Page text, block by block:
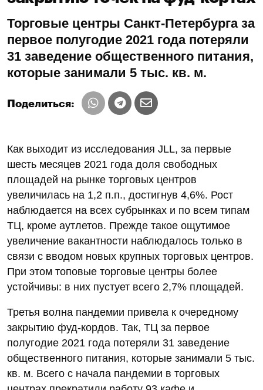
Торговые центры Санкт-Петербурга за
первое полугодие 2021 года потеряли
31 заведение общественного питания,
которые занимали 5 тыс. кв. м.
Поделиться:
Как выходит из исследования JLL, за первые
шесть месяцев 2021 года доля свободных
площадей на рынке торговых центров
увеличилась на 1,2 п.п., достигнув 4,6%. Рост
наблюдается на всех субрынках и по всем типам
ТЦ, кроме аутлетов. Прежде такое ощутимое
увеличение вакантности наблюдалось только в
связи с вводом новых крупных торговых центров.
При этом топовые торговые центры более
устойчивы: в них пустует всего 2,7% площадей.
Третья волна пандемии привела к очередному
закрытию фуд-кордов. Так, ТЦ за первое
полугодие 2021 года потеряли 31 заведение
общественного питания, которые занимали 5 тыс.
кв. м. Всего с начала пандемии в торговых